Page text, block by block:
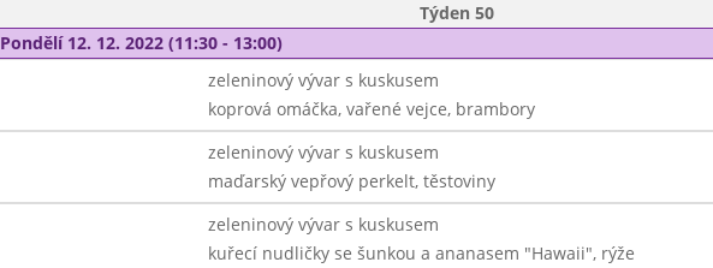
Týden 50
Pondělí 12. 12. 2022 (11:30 - 13:00)
zeleninový vývar s kuskusem
koprová omáčka, vařené vejce, brambory
zeleninový vývar s kuskusem
maďarský vepřový perkelt, těstoviny
zeleninový vývar s kuskusem
kuřecí nudličky se šunkou a ananasem "Hawaii", rýže